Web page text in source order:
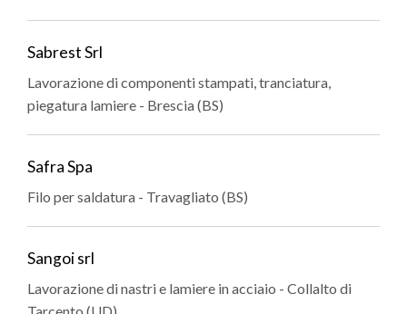
Sabrest Srl
Lavorazione di componenti stampati, tranciatura,
piegatura lamiere - Brescia (BS)
Safra Spa
Filo per saldatura - Travagliato (BS)
Sangoi srl
Lavorazione di nastri e lamiere in acciaio - Collalto di